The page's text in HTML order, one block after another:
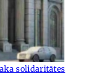
solidaritātes